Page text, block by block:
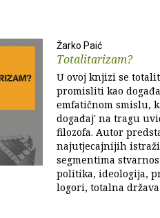
Žarko Paić
Totalitarizam?
U ovoj knjizi se
promisliti kao
emfatičnom smislu,
događaj' na tragu
filozofa. Autor
najutjecajnijih
segmentima
politika, ideologija,
logori, totalna